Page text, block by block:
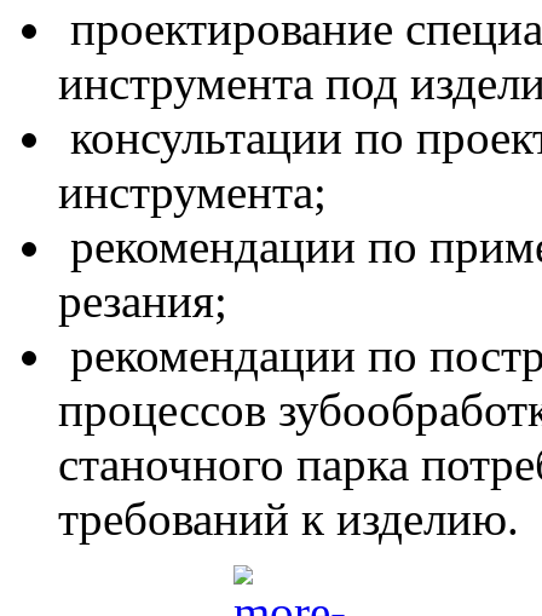
проектирование
инструмента под
консультации по
инструмента;
рекомендации по
резания;
рекомендации по
процессов
станочного парка
требований к изделию.